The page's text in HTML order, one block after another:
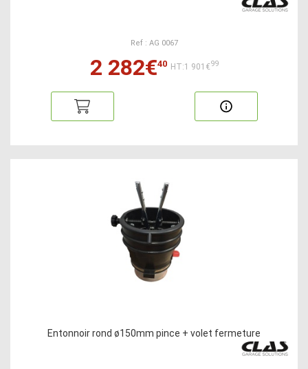
Ref : AG 0067
2 282€40 HT:1 901€99
Entonnoir rond ø150mm pince + volet fermeture